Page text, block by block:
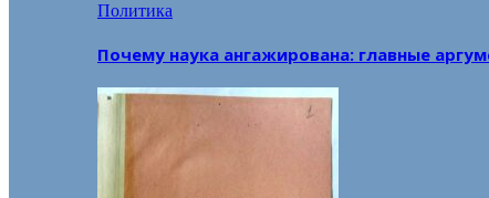
Политика
Почему наука ангажирована: главные